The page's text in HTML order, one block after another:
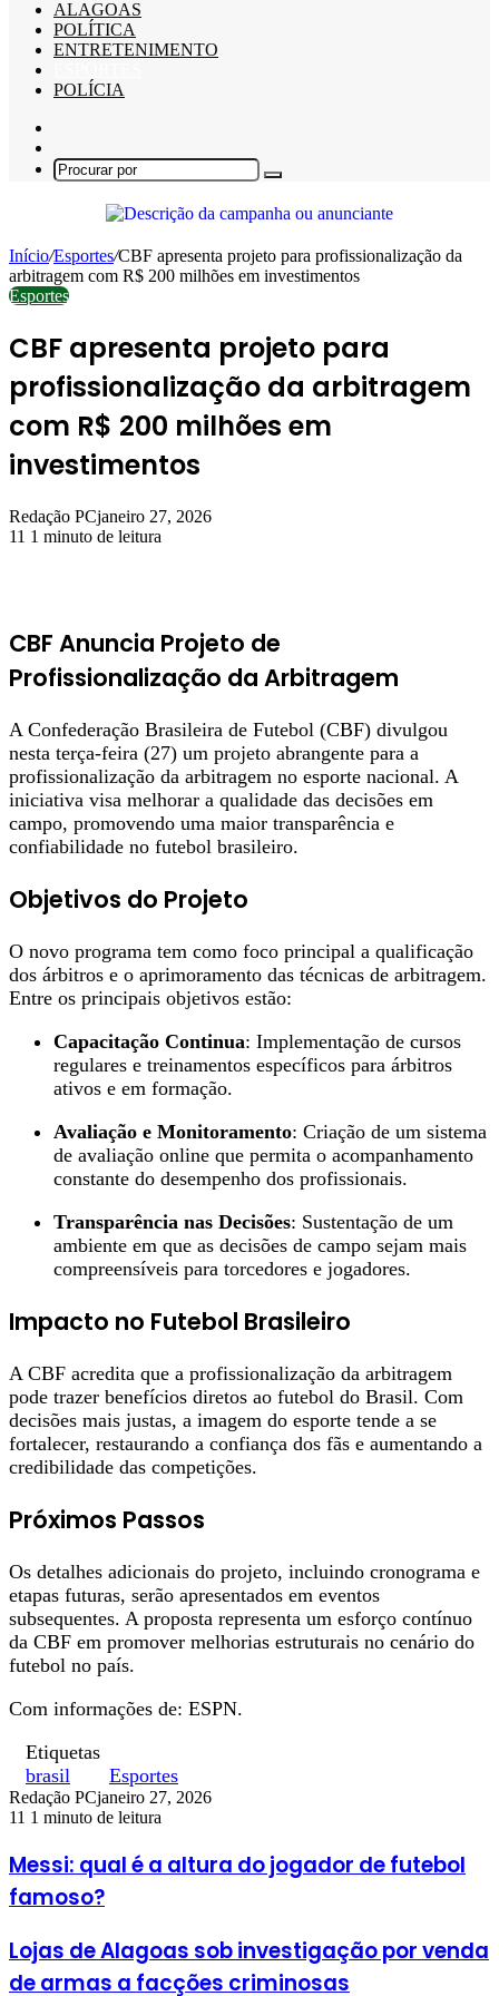
ALAGOAS
POLÍTICA
ENTRETENIMENTO
POLÍCIA
skin
Procurar
Início/Esportes/CBF apresenta projeto para profissionalização da
arbitragem com R$ 200 milhões em investimentos
Esportes
CBF apresenta projeto para
profissionalização da arbitragem
com R$ 200 milhões em
investimentos
Redação PCjaneiro 27, 2026
11 1 minuto de leitura
CBF Anuncia Projeto de
Profissionalização da Arbitragem
A Confederação Brasileira de Futebol (CBF) divulgou
nesta terça-feira (27) um projeto abrangente para a
profissionalização da arbitragem no esporte nacional. A
iniciativa visa melhorar a qualidade das decisões em
campo, promovendo uma maior transparência e
confiabilidade no futebol brasileiro.
Objetivos do Projeto
O novo programa tem como foco principal a qualificação
dos árbitros e o aprimoramento das técnicas de arbitragem.
Entre os principais objetivos estão:
Capacitação Continua: Implementação de cursos
regulares e treinamentos específicos para árbitros
ativos e em formação.
Avaliação e Monitoramento: Criação de um sistema
de avaliação online que permita o acompanhamento
constante do desempenho dos profissionais.
Transparência nas Decisões: Sustentação de um
ambiente em que as decisões de campo sejam mais
compreensíveis para torcedores e jogadores.
Impacto no Futebol Brasileiro
A CBF acredita que a profissionalização da arbitragem
pode trazer benefícios diretos ao futebol do Brasil. Com
decisões mais justas, a imagem do esporte tende a se
fortalecer, restaurando a confiança dos fãs e aumentando a
credibilidade das competições.
Próximos Passos
Os detalhes adicionais do projeto, incluindo cronograma e
etapas futuras, serão apresentados em eventos
subsequentes. A proposta representa um esforço contínuo
da CBF em promover melhorias estruturais no cenário do
futebol no país.
Com informações de: ESPN.
Etiquetas
brasil
Esportes
Redação PCjaneiro 27, 2026
11 1 minuto de leitura
Messi: qual é a altura do jogador de futebol
famoso?
Lojas de Alagoas sob investigação por venda
de armas a facções criminosas